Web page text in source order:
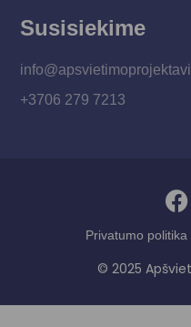
Susisiekime
+3706 279 7213
Privatumo politika
© 2025